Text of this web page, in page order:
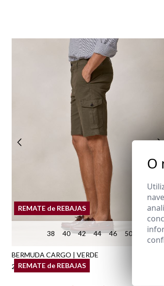
REMATE de REBAJAS
38 40 42 44 46 50
BERMUDA CARGO | VERDE
25,95 € / 34,95 €
REMATE de REBAJAS
O